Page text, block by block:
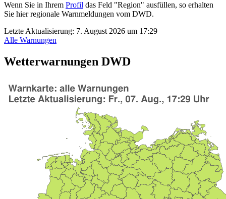
Wenn Sie in Ihrem Profil das Feld "Region" ausfüllen, so erhalten
Sie hier regionale Warnmeldungen vom DWD.
Letzte Aktualisierung: 7. August 2026 um 17:29
Alle Warnungen
Wetterwarnungen DWD